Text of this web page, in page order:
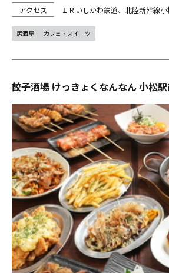
ＩＲいしかわ鉄道、北陸新幹線
居酒屋 カフェ・スイーツ
餃子酒場 けっきょくなんなん 小松